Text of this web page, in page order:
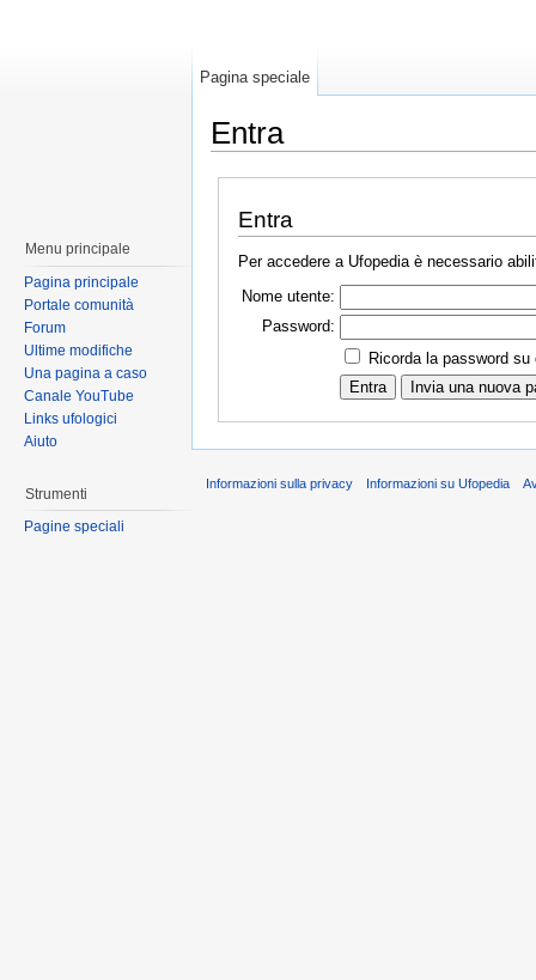
Entra
Entra
Per accedere a Ufopedia è necessario
Nome utente:
Password:
Ricorda la password
Pagina speciale
Menu principale
Pagina principale
Portale comunità
Forum
Ultime modifiche
Una pagina a caso
Canale YouTube
Links ufologici
Aiuto
Strumenti
Pagine speciali
Informazioni sulla privacy Informazioni su Ufopedia